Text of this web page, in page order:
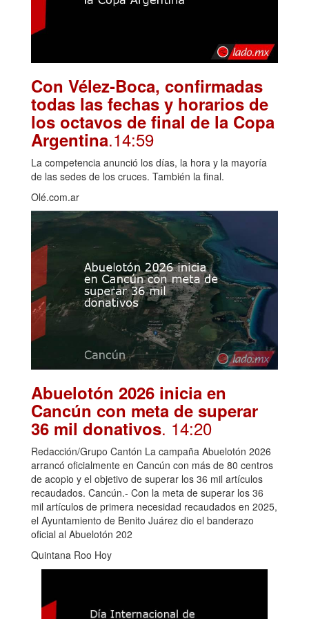
Con Vélez-Boca, confirmadas
todas las fechas y horarios de
los octavos de final de la Copa
Argentina.14:59
La competencia anunció los días, la hora y la mayoría
de las sedes de los cruces. También la final.
Olé.com.ar
Abuelotón 2026 inicia en
Cancún con meta de superar
36 mil donativos. 14:20
Redacción/Grupo Cantón La campaña Abuelotón 2026
arrancó oficialmente en Cancún con más de 80 centros
de acopio y el objetivo de superar los 36 mil artículos
recaudados. Cancún.- Con la meta de superar los 36
mil artículos de primera necesidad recaudados en 2025,
el Ayuntamiento de Benito Juárez dio el banderazo
oficial al Abuelotón 202
Quintana Roo Hoy